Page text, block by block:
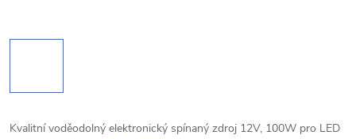
Kvalitní voděodolný elektronický spínaný zdroj 12V, 100W pro LED